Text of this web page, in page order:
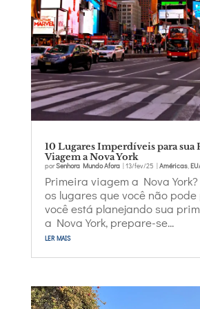
10 Lugares Imperdíveis para sua
Viagem a Nova York
porSenhora Mundo Afora|13/fev/25 |Américas,
Primeira viagem a Nova
os lugares que você não
você está planejando sua
a Nova York, prepare-se...
ler mais